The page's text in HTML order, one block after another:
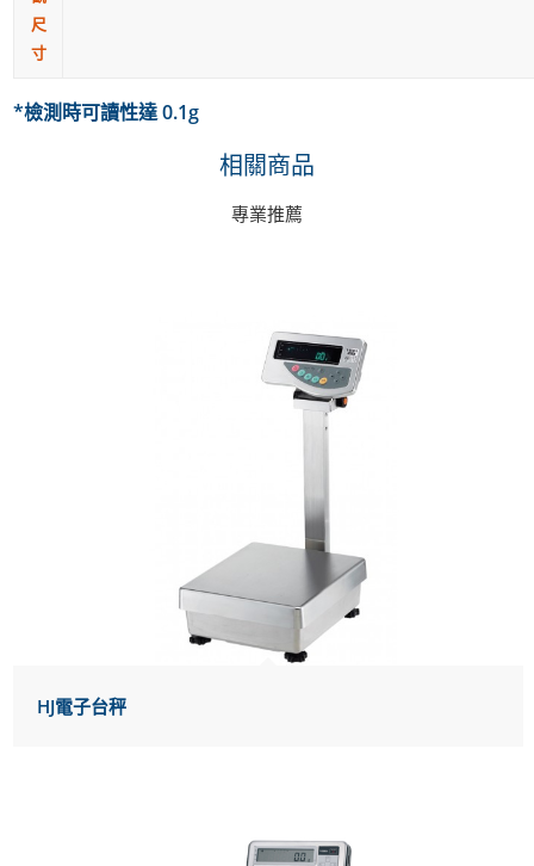
尺
寸
*檢測時可讀性達 0.1g
相關商品
專業推薦
HJ電子台秤